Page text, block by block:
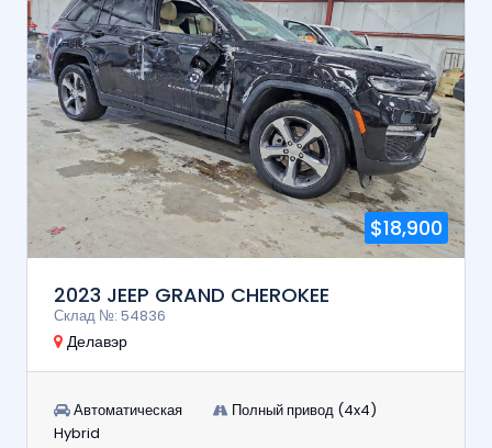
$18,900
2023 JEEP GRAND CHEROKEE
Склад №: 54836
Делавэр
Автоматическая
Полный привод (4x4)
Hybrid